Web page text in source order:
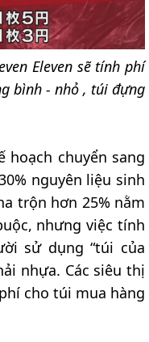
Eleven sẽ tính phí
bình - nhỏ , túi đựng
hoạch chuyển sang
nguyên liệu sinh
trộn hơn 25% nằm
nhưng việc tính
sử dụng “túi của
nhựa. Các siêu thị
cho túi mua hàng